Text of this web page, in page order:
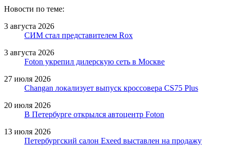
Новости по теме:
3 августа 2026
СИМ стал представителем Rox
3 августа 2026
Foton укрепил дилерскую сеть в Москве
27 июля 2026
Changan локализует выпуск кроссовера CS75 Plus
20 июля 2026
В Петербурге открылся автоцентр Foton
13 июля 2026
Петербургский салон Exeed выставлен на продажу